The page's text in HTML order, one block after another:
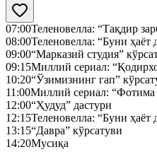
07:00Теленовелла: “Тақдир
08:00Теленовелла: “Буни ҳаёт
09:00“Марказий студия”
09:15Миллий сериал:
10:20“Ўзимизнинг гап”
11:00Миллий сериал: “Фотима
12:00“Ҳудуд” дастури
12:15Теленовелла: “Буни ҳаёт
13:15“Давра” кўрсатуви
14:20Мусиқа